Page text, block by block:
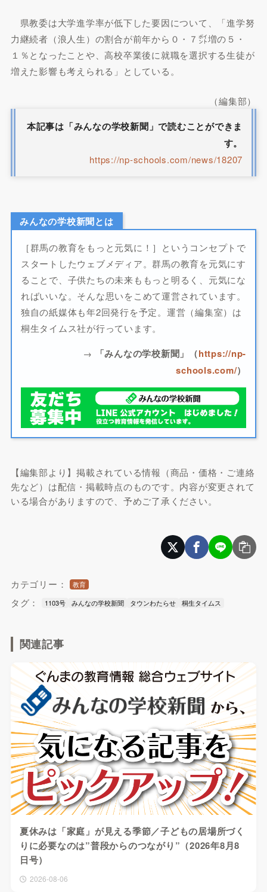
県教委は大学進学率が低下した要因について、「進学努
力継続者（浪人生）の割合が前年から０・７㌽増の５・
１％となったことや、高校卒業後に就職を選択する生徒が
増えた影響も考えられる」としている。
（編集部）
本記事は「みんなの学校新聞」で読むことができま
す。
https://np-schools.com/news/18207
みんなの学校新聞とは
［群馬の教育をもっと元気に！］というコンセプトで
スタートしたウェブメディア。群馬の教育を元気にす
ることで、子供たちの未来ももっと明るく、元気にな
ればいいな。そんな思いをこめて運営されています。
独自の紙媒体も年2回発行を予定。運営（編集室）は
桐生タイムス社が行っています。
→
「みんなの学校新聞」（https://np-
schools.com/）
【編集部より】掲載されている情報（商品・価格・ご連絡
先など）は配信・掲載時点のものです。内容が変更されて
いる場合がありますので、予めご了承ください。
カテゴリー： 教育
タグ： 1103号 みんなの学校新聞 タウンわたらせ 桐生タイムス
関連記事
夏休みは「家庭」が見える季節／子どもの居場所づく
りに必要なのは”普段からのつながり”（2026年8月8
日号）
2026-08-06